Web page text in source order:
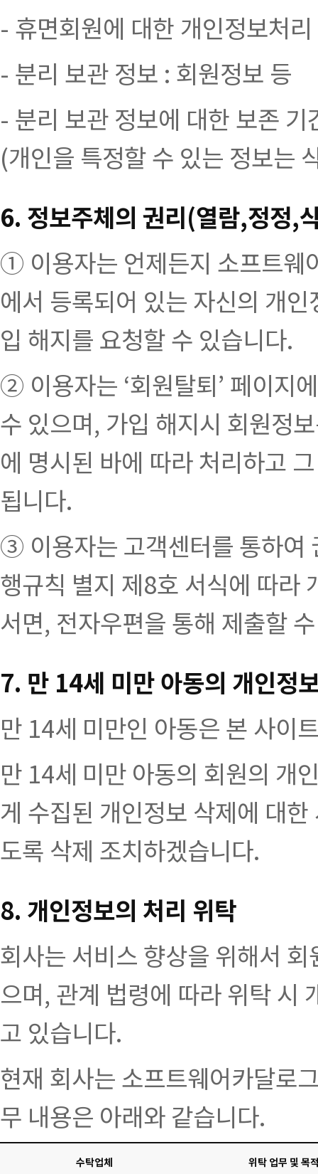
- 휴면회원에 대한 개인정보처
- 분리 보관 정보 : 회원정보 등
- 분리 보관 정보에 대한 보존
(개인을 특정할 수 있는 정보는
6. 정보주체의 권리(열람,정정,
① 이용자는 언제든지 소프트웨
에서 등록되어 있는 자신의 개
입 해지를 요청할 수 있습니다.
② 이용자는 ‘회원탈퇴’ 페이지
수 있으며, 가입 해지시 회원정
에 명시된 바에 따라 처리하고
됩니다.
③ 이용자는 고객센터를 통하여
행규칙 별지 제8호 서식에 따라
서면, 전자우편을 통해 제출할
7. 만 14세 미만 아동의 개인정
만 14세 미만인 아동은 본 사이
만 14세 미만 아동의 회원의 개
게 수집된 개인정보 삭제에 대
도록 삭제 조치하겠습니다.
8. 개인정보의 처리 위탁
회사는 서비스 향상을 위해서
으며, 관계 법령에 따라 위탁 시
고 있습니다.
현재 회사는 소프트웨어카달로
무 내용은 아래와 같습니다.
수탁업체 위탁 업무 및 목